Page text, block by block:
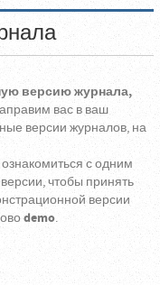
версию журнала,
вас в ваш
версии журналов, на
с одним
чтобы принять
версии
demo.